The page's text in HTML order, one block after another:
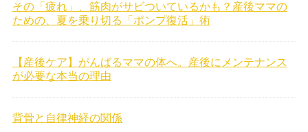
その「疲れ」、筋肉がサビついているかも？産後ママの
ための、夏を乗り切る「ポンプ復活」術
【産後ケア】がんばるママの体へ。産後にメンテナンス
が必要な本当の理由
背骨と自律神経の関係